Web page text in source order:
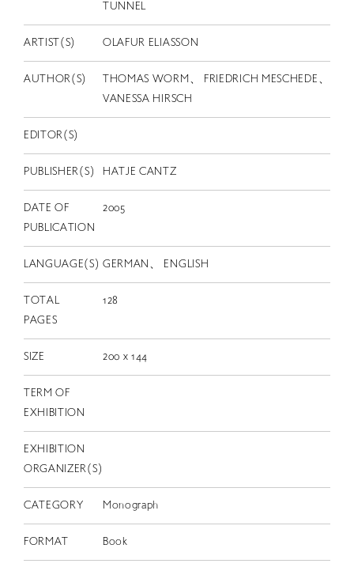
TUNNEL
ARTIST(S) OLAFUR ELIASSON
AUTHOR(S)
THOMAS WORM、 FRIEDRICH MESCHEDE、
VANESSA HIRSCH
EDITOR(S)
PUBLISHER(S) HATJE CANTZ
DATE OF
PUBLICATION
2005
LANGUAGE(S) GERMAN、 ENGLISH
TOTAL
PAGES
128
SIZE 200 x 144
TERM OF
EXHIBITION
EXHIBITION
ORGANIZER(S)
CATEGORY Monograph
FORMAT Book